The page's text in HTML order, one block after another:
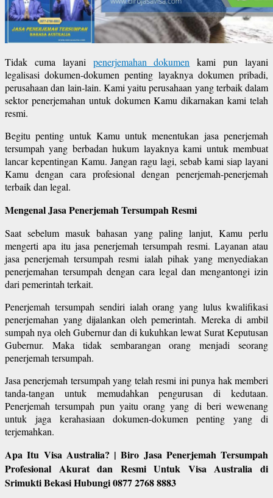
Tidak cuma layani penerjemahan dokumen kami pun layani
legalisasi dokumen-dokumen penting layaknya dokumen pribadi,
perusahaan dan lain-lain. Kami yaitu perusahaan yang terbaik dalam
sektor penerjemahan untuk dokumen Kamu dikarnakan kami telah
resmi.
Begitu penting untuk Kamu untuk menentukan jasa penerjemah
tersumpah yang berbadan hukum layaknya kami untuk membuat
lancar kepentingan Kamu. Jangan ragu lagi, sebab kami siap layani
Kamu dengan cara profesional dengan penerjemah-penerjemah
terbaik dan legal.
Mengenal Jasa Penerjemah Tersumpah Resmi
Saat sebelum masuk bahasan yang paling lanjut, Kamu perlu
mengerti apa itu jasa penerjemah tersumpah resmi. Layanan atau
jasa penerjemah tersumpah resmi ialah pihak yang menyediakan
penerjemahan tersumpah dengan cara legal dan mengantongi izin
dari pemerintah terkait.
Penerjemah tersumpah sendiri ialah orang yang lulus kwalifikasi
penerjemahan yang dijalankan oleh pemerintah. Mereka di ambil
sumpah nya oleh Gubernur dan di kukuhkan lewat Surat Keputusan
Gubernur. Maka tidak sembarangan orang menjadi seorang
penerjemah tersumpah.
Jasa penerjemah tersumpah yang telah resmi ini punya hak memberi
tanda-tangan untuk memudahkan pengurusan di kedutaan.
Penerjemah tersumpah pun yaitu orang yang di beri wewenang
untuk jaga kerahasiaan dokumen-dokumen penting yang di
terjemahkan.
Apa Itu Visa Australia? | Biro Jasa Penerjemah Tersumpah
Profesional Akurat dan Resmi Untuk Visa Australia di
Srimukti Bekasi Hubungi 0877 2768 8883